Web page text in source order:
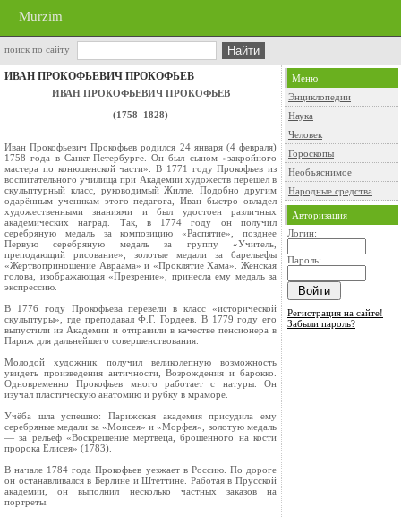
Murzim
поиск по сайту
ИВАН ПРОКОФЬЕВИЧ ПРОКОФЬЕВ
ИВАН ПРОКОФЬЕВИЧ ПРОКОФЬЕВ
(1758–1828)
Иван Прокофьевич Прокофьев родился 24 января (4 февраля)
1758 года в Санкт-Петербурге. Он был сыном «закройного
мастера по конюшенской части». В 1771 году Прокофьев из
воспитательного училища при Академии художеств перешёл в
скульптурный класс, руководимый Жилле. Подобно другим
одарённым ученикам этого педагога, Иван быстро овладел
художественными знаниями и был удостоен различных
академических наград. Так, в 1774 году он получил
серебряную медаль за композицию «Распятие», позднее
Первую серебряную медаль за группу «Учитель,
преподающий рисование», золотые медали за барельефы
«Жертвоприношение Авраама» и «Проклятие Хама». Женская
голова, изображающая «Презрение», принесла ему медаль за
экспрессию.
В 1776 году Прокофьева перевели в класс «исторической
скульптуры», где преподавал Ф.Г. Гордеев. В 1779 году его
выпустили из Академии и отправили в качестве пенсионера в
Париж для дальнейшего совершенствования.
Молодой художник получил великолепную возможность
увидеть произведения античности, Возрождения и барокко.
Одновременно Прокофьев много работает с натуры. Он
изучал пластическую анатомию и рубку в мраморе.
Учёба шла успешно: Парижская академия присудила ему
серебряные медали за «Моисея» и «Морфея», золотую медаль
— за рельеф «Воскрешение мертвеца, брошенного на кости
пророка Елисея» (1783).
В начале 1784 года Прокофьев уезжает в Россию. По дороге
он останавливался в Берлине и Штеттине. Работая в Прусской
академии, он выполнил несколько частных заказов на
портреты.
Меню
Энциклопедии
Наука
Человек
Гороскопы
Необъяснимое
Народные средства
Авторизация
Логин:
Пароль:
Регистрация на сайте!
Забыли пароль?